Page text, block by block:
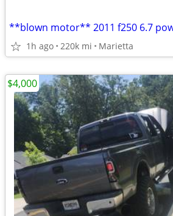
1h ago 220k mi Marietta
$4,000